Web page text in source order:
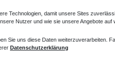
Verlängerter Entlüfter für
Technologien, damit unsere Sites
Nutzer und wie sie unsere Angebote auf
Sie uns diese Daten weiterzuverarbeiten.
Datenschutzerklärung